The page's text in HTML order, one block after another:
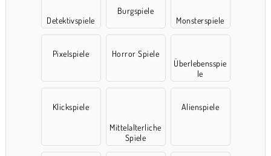
Detektivspiele
Burgspiele
Monsterspiele
Pixelspiele
Horror Spiele
Überlebensspie
le
Klickspiele
Mittelalterliche
Spiele
Alienspiele